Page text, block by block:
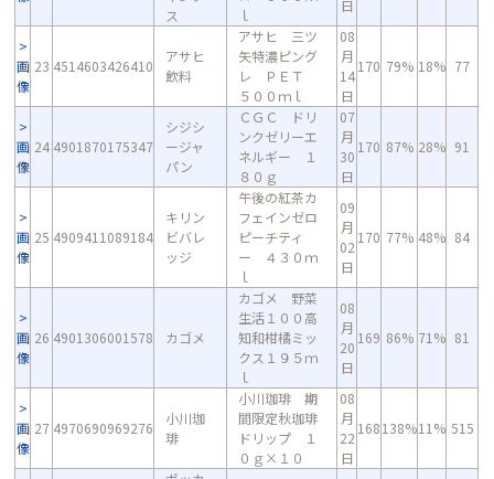
ス
ｌ
日
画
像
23 4514603426410
アサヒ
飲料
アサヒ 三ツ
矢特濃ピング
レ ＰＥＴ
５００ｍｌ
08
月
14
日
170 79% 18% 77
画
像
24 4901870175347
シジシ
ージャ
パン
ＣＧＣ ドリ
ンクゼリーエ
ネルギー １
８０ｇ
07
月
30
日
170 87% 28% 91
画
像
25 4909411089184
キリン
ビバレ
ッジ
午後の紅茶カ
フェインゼロ
ピーチティ
ー ４３０ｍ
ｌ
09
月
02
日
170 77% 48% 84
画
像
26 4901306001578 カゴメ
カゴメ 野菜
生活１００高
知和柑橘ミッ
クス１９５ｍ
ｌ
08
月
20
日
169 86% 71% 81
画
像
27 4970690969276
小川珈
琲
小川珈琲 期
間限定秋珈琲
ドリップ １
０ｇ×１０
08
月
22
日
168138%11% 515